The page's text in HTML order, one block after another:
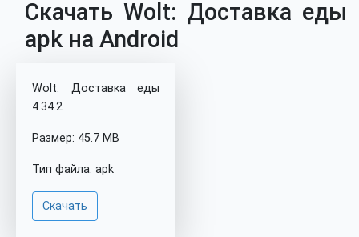
Скачать Wolt: Доставка еды
apk на Android
Wolt: Доставка еды
4.34.2
Размер: 45.7 MB
Тип файла: apk
Скачать